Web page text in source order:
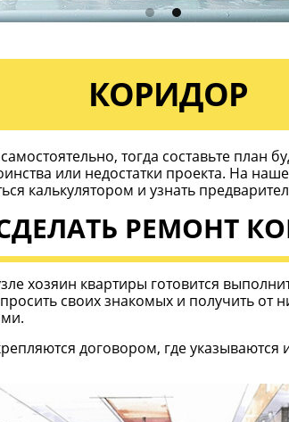
КОРИДОР
тогда составьте план
или недостатки проекта. На
калькулятором и узнать
РЕМОНТ
хозяин квартиры готовится
своих знакомых и получить
договором, где указываются